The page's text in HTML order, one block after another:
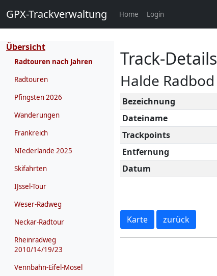
GPX-Trackverwaltung Home (current)
Login
Übersicht
Radtouren nach Jahren
Radtouren
Pfingsten 2026
Wanderungen
Frankreich
NIederlande 2025
Skifahrten
IJssel-Tour
Weser-Radweg
Neckar-Radtour
Rheinradweg
2010/14/19/23
Vennbahn-Eifel-Mosel
Track-Details
Halde Radbod
Bezeichnung
Dateiname
Trackpoints
Entfernung
Datum
Karte zurück